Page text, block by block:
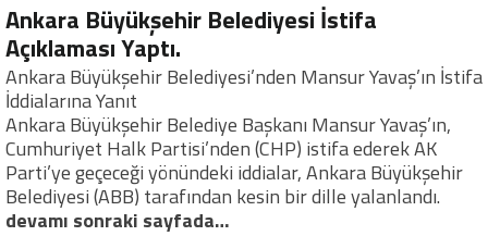
Ankara Büyükşehir Belediyesi İstifa
Açıklaması Yaptı.
Ankara Büyükşehir Belediyesi’nden Mansur Yavaş’ın İstifa
İddialarına Yanıt
Ankara Büyükşehir Belediye Başkanı Mansur Yavaş’ın,
Cumhuriyet Halk Partisi’nden (CHP) istifa ederek AK
Parti’ye geçeceği yönündeki iddialar, Ankara Büyükşehir
Belediyesi (ABB) tarafından kesin bir dille yalanlandı.
devamı sonraki sayfada…